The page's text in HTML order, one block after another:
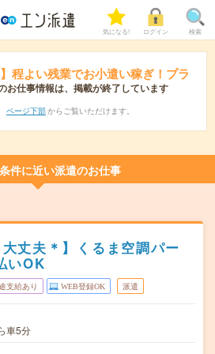
気になる! ログイン 検索
程よい残業でお小遣い稼ぎ！プラ
お仕事情報は、掲載が終了しています
ページ下部 からご覧いただけます。
件に近い派遣のお仕事
大丈夫＊】くるま空調パー
いOK
支給あり WEB登録OK 派遣
車5分